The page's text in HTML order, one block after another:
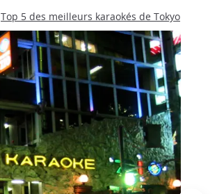
Top 5 des meilleurs karaokés de Tokyo